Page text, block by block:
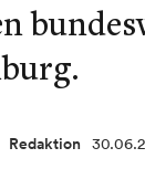
Redaktion